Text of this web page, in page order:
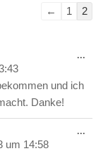
Navigation
← 1
2
und ich
Danke!
...
um 14:58
...